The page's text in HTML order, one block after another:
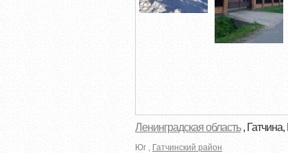
Ленинградская область, Гатчина,
Юг , Гатчинский район